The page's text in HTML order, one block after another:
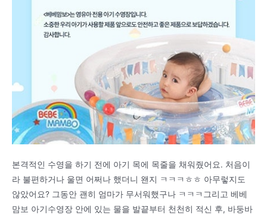
본격적인 수영을 하기 전에 아기 목에 목줄을 채워줬어요. 처음이
라 불편하거나 울면 어쩌나 했더니 왠지 ㅋㅋㅋㅎㅎ 아무렇지도
않았어요? 그동안 괜히 엄마가 무서워했구나 ㅋㅋㅋ그리고 베베
맘보 아기수영장 안에 있는 물을 발끝부터 천천히 적신 후, 바둥바